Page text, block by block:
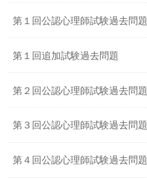
第１回公認心理師試験過去問題
第１回追加試験過去問題
第２回公認心理師試験過去問題
第３回公認心理師試験過去問題
第４回公認心理師試験過去問題